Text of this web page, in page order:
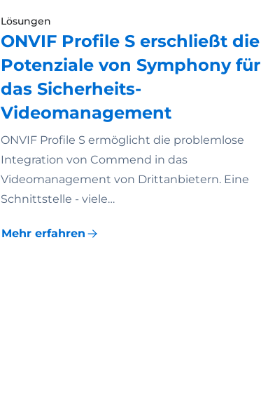
Lösungen
ONVIF Profile S erschließt die
Potenziale von Symphony für
das Sicherheits-
Videomanagement
ONVIF Profile S ermöglicht die problemlose
Integration von Commend in das
Videomanagement von Drittanbietern. Eine
Schnittstelle - viele…
Mehr erfahren